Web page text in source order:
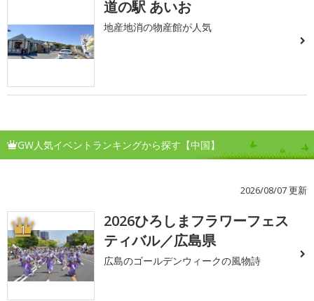
道の駅 あいお
地産地消の物産館が人気
GW人気イベントランキングから探す【中国】
2026/08/07 更新
1
2026ひろしまフラワーフェス
ティバル／広島県
広島のゴールデンウィークの風物詩